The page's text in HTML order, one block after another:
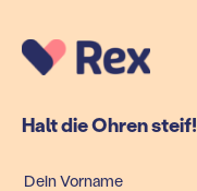
Halt die Ohren steif!